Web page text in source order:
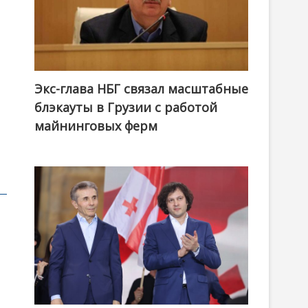
Экс-глава НБГ связал масштабные
блэкауты в Грузии с работой
майнинговых ферм